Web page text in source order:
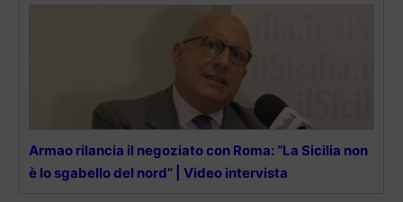
Armao rilancia il negoziato con Roma: “La Sicilia non
è lo sgabello del nord” | Video intervista